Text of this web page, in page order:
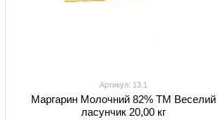
Артикул: 13.1
Маргарин Молочний 82% ТМ Веселий
ласунчик 20,00 кг